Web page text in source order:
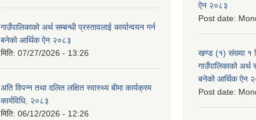
गाउँपालिकाको अर्थ सम्बन्धी प्रस्तावलाई कार्यान्वयन गर्न
बनेको आर्थिक ऐन २०८३
मिति: 07/27/2026 - 13:26
अति विपन्न तथा दलित लक्षित स्वास्थ्य बीमा कार्यक्रम
कार्यविधि, २०८३
मिति: 06/12/2026 - 12:26
ऐन २०८३
Post date:
खण्ड (१) संख्या १
गाउँपालिकाको अर्थ
बनेको आर्थिक ऐन
Post date: